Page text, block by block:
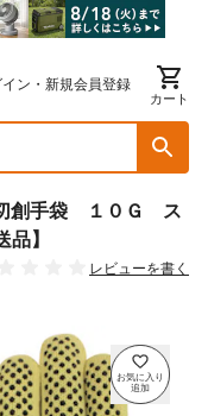
イン・新規会員登録
カート
切創手袋 １０Ｇ ス
】
レビューを書く